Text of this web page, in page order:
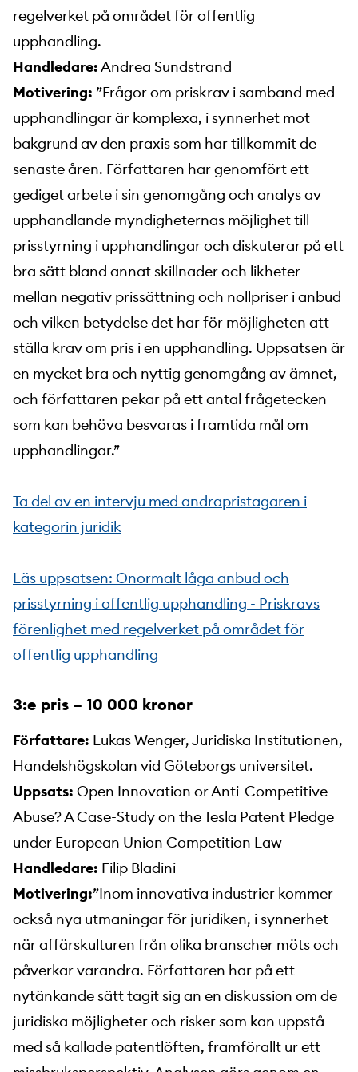
regelverket på området för offentlig
upphandling.
Handledare:Andrea Sundstrand
Motivering: ”Frågor om priskrav i samband med
upphandlingar är komplexa, i synnerhet mot
bakgrund av den praxis som har tillkommit de
senaste åren. Författaren har genomfört ett
gediget arbete i sin genomgång och analys av
upphandlande myndigheternas möjlighet till
prisstyrning i upphandlingar och diskuterar på ett
bra sätt bland annat skillnader och likheter
mellan negativ prissättning och nollpriser i anbud
och vilken betydelse det har för möjligheten att
ställa krav om pris i en upphandling. Uppsatsen är
en mycket bra och nyttig genomgång av ämnet,
och författaren pekar på ett antal frågetecken
som kan behöva besvaras i framtida mål om
upphandlingar.”
Ta del av en intervju med andrapristagaren i
kategorin juridik
Läs uppsatsen: Onormalt låga anbud och
prisstyrning i offentlig upphandling - Priskravs
förenlighet med regelverket på området för
offentlig upphandling
3:e pris – 10 000 kronor
Författare: Lukas Wenger, Juridiska Institutionen,
Handelshögskolan vid Göteborgs universitet.
Uppsats: Open Innovation or Anti-Competitive
Abuse? A Case-Study on the Tesla Patent Pledge
under European Union Competition Law
Handledare: Filip Bladini
Motivering:”Inom innovativa industrier kommer
också nya utmaningar för juridiken, i synnerhet
när affärskulturen från olika branscher möts och
påverkar varandra. Författaren har på ett
nytänkande sätt tagit sig an en diskussion om de
juridiska möjligheter och risker som kan uppstå
med så kallade patentlöften, framförallt ur ett